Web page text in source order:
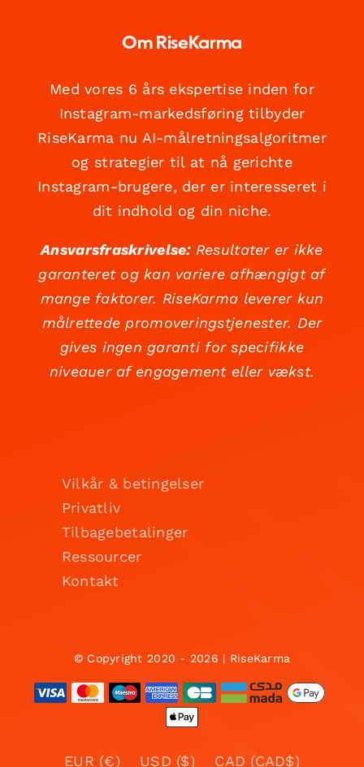
Om RiseKarma
Med vores 6 års ekspertise inden for
Instagram-markedsføring tilbyder
RiseKarma nu AI-målretningsalgoritmer
og strategier til at nå gerichte
Instagram-brugere, der er interesseret i
dit indhold og din niche.
Ansvarsfraskrivelse:Resultater er ikke
garanteret og kan variere afhængigt af
mange faktorer. RiseKarma leverer kun
målrettede promoveringstjenester. Der
gives ingen garanti for specifikke
niveauer af engagement eller vækst.
Vilkår & betingelser
Privatliv
Tilbagebetalinger
Ressourcer
Kontakt
© Copyright 2020 - 2026 | RiseKarma
EUR (€) USD ($)
CAD (CAD$)